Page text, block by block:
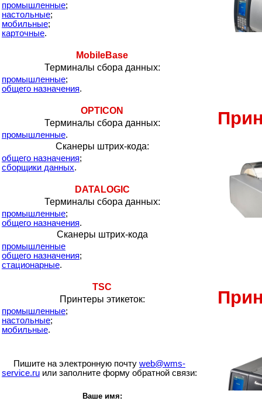
промышленные;
настольные;
мобильные;
карточные.
MobileBase
Терминалы сбора данных:
промышленные;
общего назначения.
OPTICON
Терминалы сбора данных:
промышленные.
Сканеры штрих-кода:
общего назначения;
сборщики данных.
DATALOGIC
Терминалы сбора данных:
промышленные;
общего назначения.
Сканеры штрих-кода
промышленные
общего назначения;
стационарные.
TSC
Принтеры этикеток:
промышленные;
настольные;
мобильные.
Пишите на электронную почту web@wms-
service.ru или заполните форму обратной связи:
Ваше имя: